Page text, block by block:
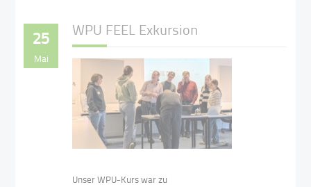
25
Mai
WPU FEEL Exkursion
Unser WPU-Kurs war zu